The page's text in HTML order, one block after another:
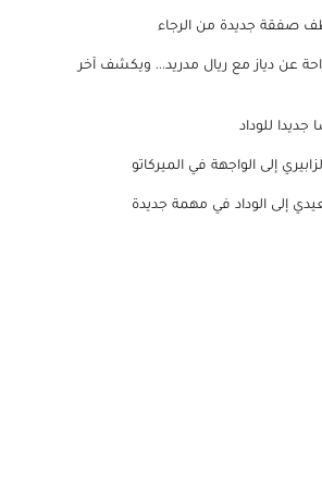
صفقة جديدة من الرجاء
عن دياز مع ريال مدريد... ويكشف آخر
للوداد
إلى الواجهة في الميركاتو
إلى الوداد في مهمة جديدة